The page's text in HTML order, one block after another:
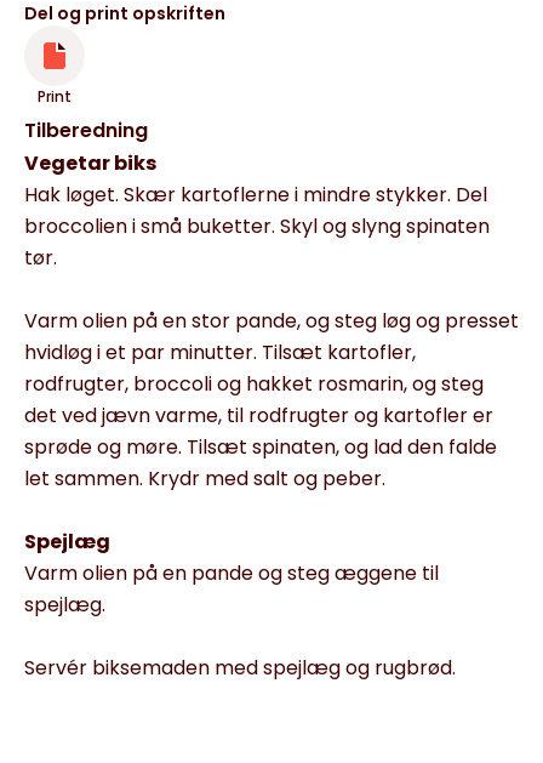
Del og print opskriften
Print
Tilberedning
Vegetar biks
Hak løget. Skær kartoflerne i mindre stykker. Del
broccolien i små buketter. Skyl og slyng spinaten
tør.
Varm olien på en stor pande, og steg løg og presset
hvidløg i et par minutter. Tilsæt kartofler,
rodfrugter, broccoli og hakket rosmarin, og steg
det ved jævn varme, til rodfrugter og kartofler er
sprøde og møre. Tilsæt spinaten, og lad den falde
let sammen. Krydr med salt og peber.
Spejlæg
Varm olien på en pande og steg æggene til
spejlæg.
Servér biksemaden med spejlæg og rugbrød.